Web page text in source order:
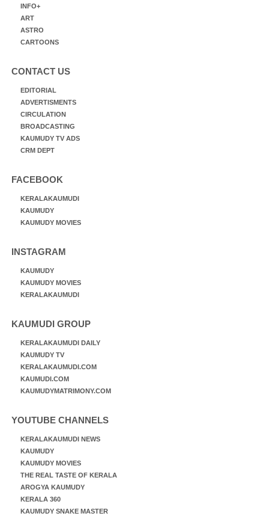
INFO+
ART
ASTRO
CARTOONS
CONTACT US
EDITORIAL
ADVERTISMENTS
CIRCULATION
BROADCASTING
KAUMUDY TV ADS
CRM DEPT
FACEBOOK
KERALAKAUMUDI
KAUMUDY
KAUMUDY MOVIES
INSTAGRAM
KAUMUDY
KAUMUDY MOVIES
KERALAKAUMUDI
KAUMUDI GROUP
KERALAKAUMUDI DAILY
KAUMUDY TV
KERALAKAUMUDI.COM
KAUMUDI.COM
KAUMUDYMATRIMONY.COM
YOUTUBE CHANNELS
KERALAKAUMUDI NEWS
KAUMUDY
KAUMUDY MOVIES
THE REAL TASTE OF KERALA
AROGYA KAUMUDY
KERALA 360
KAUMUDY SNAKE MASTER